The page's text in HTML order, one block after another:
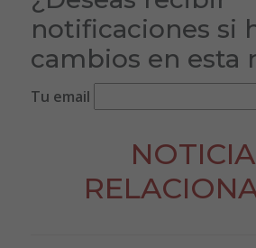
notificaciones si
cambios en esta
Tu email